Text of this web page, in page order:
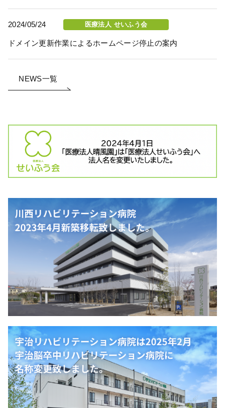
2024/05/24 医療法人 せいふう会
ドメイン更新作業によるホームページ停止の案内
NEWS一覧